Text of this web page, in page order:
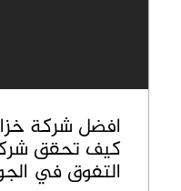
افضل شركة
كيف تحقق
التفوق في